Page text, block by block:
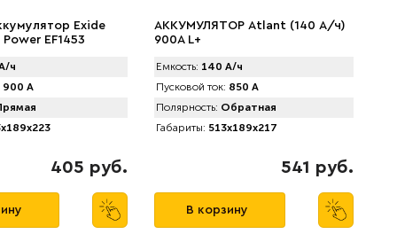
Exide
EF1453
ч
900 А
405 руб.
АККУМУЛЯТОР Аtlant (140 А/ч)
900A L+
Емкость: 140 А/ч
Пусковой ток: 850 А
Полярность: Обратная
Габариты: 513x189x217
541 руб.
В корзину